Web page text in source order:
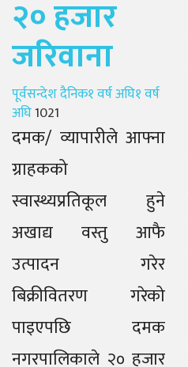
२० हजार
जरिवाना
Author
पूर्वसन्देश दैनिकPosted
१ वर्ष अघि१ वर्ष
अघि1021
दमक/ व्यापारीले आफ्ना
ग्राहकको
स्वास्थ्यप्रतिकूल हुने
अखाद्य वस्तु आफै
उत्पादन गरेर
बिक्रीवितरण गरेको
पाइएपछि दमक
नगरपालिकाले २० हजार